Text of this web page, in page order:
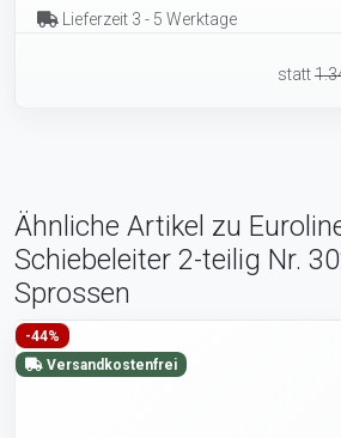
Lieferzeit 3 - 5 Werktage
statt
Ähnliche Artikel zu
Schiebeleiter 2-teilig Nr.
Sprossen
-44%
Versandkostenfrei